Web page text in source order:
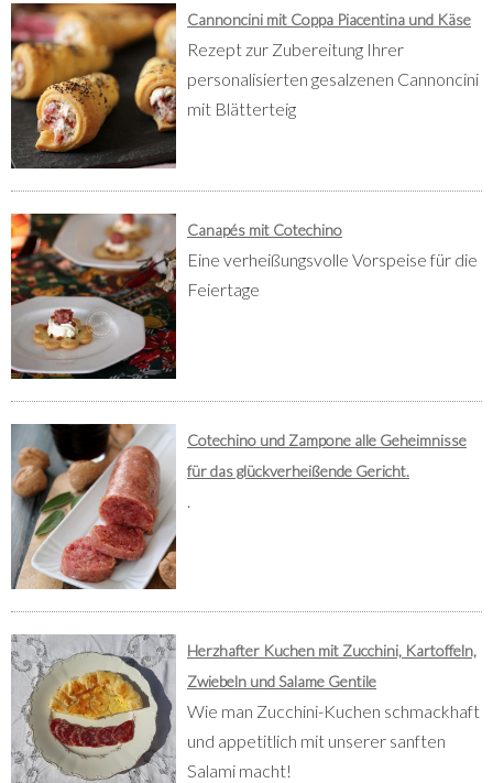
Cannoncini mit Coppa Piacentina und Käse
Rezept zur Zubereitung Ihrer
personalisierten gesalzenen Cannoncini
mit Blätterteig
Canapés mit Cotechino
Eine verheißungsvolle Vorspeise für die
Feiertage
Cotechino und Zampone alle Geheimnisse
für das glückverheißende Gericht.
.
Herzhafter Kuchen mit Zucchini, Kartoffeln,
Zwiebeln und Salame Gentile
Wie man Zucchini-Kuchen schmackhaft
und appetitlich mit unserer sanften
Salami macht!